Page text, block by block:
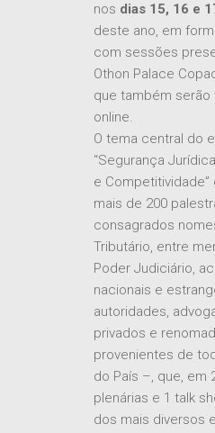
nos dias 15, 16 e
deste ano, em
com sessões
Othon Palace
que também serão
online.
O tema central do
“Segurança
e
mais de 200
consagrados
Tributário, entre
Poder Judiciário,
nacionais e
autoridades,
privados e
provenientes de
do País –, que, em
plenárias e 1 talk
dos mais diversos